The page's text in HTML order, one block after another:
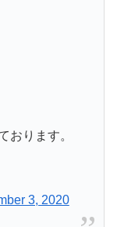
おります。
3, 2020